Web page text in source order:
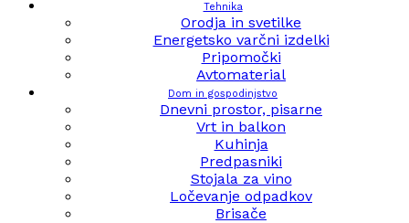
Tehnika
Orodja in svetilke
Energetsko varčni izdelki
Pripomočki
Avtomaterial
Dom in gospodinjstvo
Dnevni prostor, pisarne
Vrt in balkon
Kuhinja
Predpasniki
Stojala za vino
Ločevanje odpadkov
Brisače